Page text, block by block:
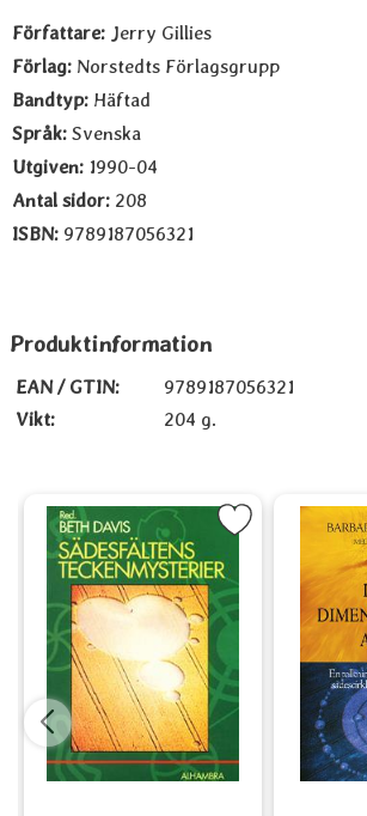
Författare: Jerry Gillies
Förlag: Norstedts Förlagsgrupp
Bandtyp: Häftad
Språk: Svenska
Utgiven: 1990-04
Antal sidor: 208
ISBN: 9789187056321
Produktinformation
EAN / GTIN:
9789187056321
Vikt:
204 g.
som favorit
Markera Sädesfältens teckenmysterier
Markera